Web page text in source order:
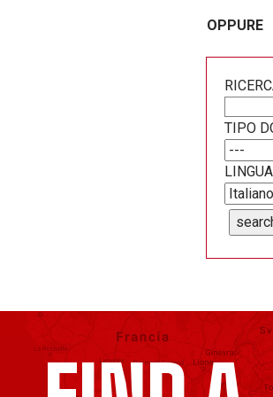
OPPURE
TIPO